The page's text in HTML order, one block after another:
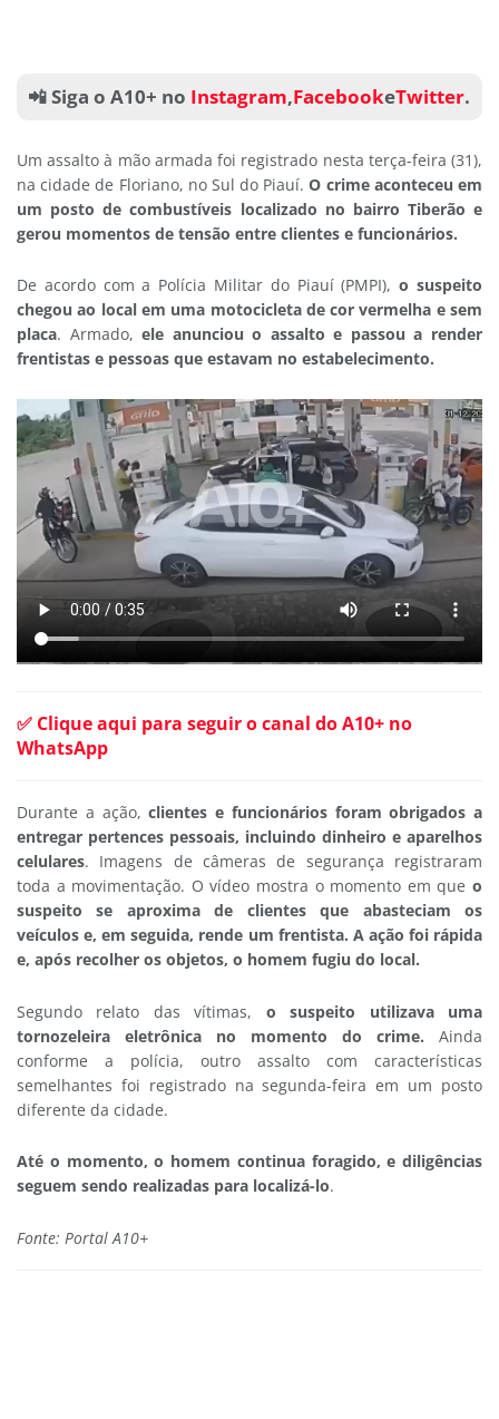
📲 Siga o A10+ no Instagram,FacebookeTwitter.
Um assalto à mão armada foi registrado nesta terça-feira (31),
na cidade de Floriano, no Sul do Piauí.O crime aconteceu em
um posto de combustíveis localizado no bairro Tiberão e
gerou momentos de tensão entre clientes e funcionários.
De acordo com a Polícia Militar do Piauí (PMPI),o suspeito
chegou ao local em uma motocicleta de cor vermelha e sem
placa. Armado,ele anunciou o assalto e passou a render
frentistas e pessoas que estavam no estabelecimento.
✅ Clique aqui para seguir o canal do A10+ no
WhatsApp
Durante a ação, clientes e funcionários foram obrigados a
entregar pertences pessoais, incluindo dinheiro e aparelhos
celulares. Imagens de câmeras de segurança registraram
toda a movimentação. O vídeo mostra o momento em que o
suspeito se aproxima de clientes que abasteciam os
veículos e, em seguida, rende um frentista. A ação foi rápida
e, após recolher os objetos, o homem fugiu do local.
Segundo relato das vítimas, o suspeito utilizava uma
tornozeleira eletrônica no momento do crime. Ainda
conforme a polícia, outro assalto com características
semelhantes foi registrado na segunda-feira em um posto
diferente da cidade.
Até o momento, o homem continua foragido, e diligências
seguem sendo realizadas para localizá-lo.
Fonte: Portal A10+